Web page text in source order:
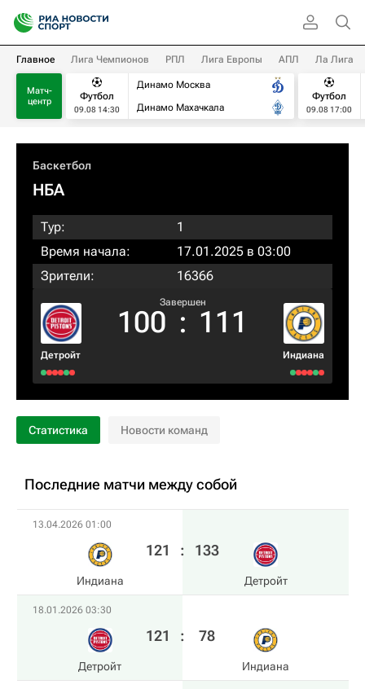
Главное Лига Чемпионов РПЛ Лига Европы АПЛ Ла Лига
Матч-
центр
Футбол
09.08 14:30
Динамо Москва
Динамо Махачкала
Футбол
09.08 17:00
Баскетбол
НБА
Тур:
1
Время начала:
17.01.2025 в 03:00
Зрители:
16366
Детройт
Завершен
100 : 111
Индиана
Статистика Новости команд
Последние матчи между собой
13.04.2026 01:00
Индиана
121 : 133
Детройт
18.01.2026 03:30
Детройт
121 : 78
Индиана